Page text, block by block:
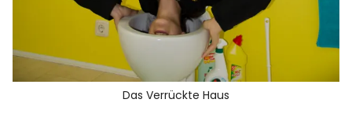
Das Verrückte Haus